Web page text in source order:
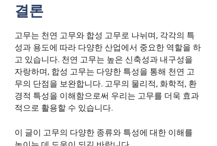
결론
고무는 천연 고무와 합성 고무로 나뉘며, 각각의 특
성과 용도에 따라 다양한 산업에서 중요한 역할을 하
고 있습니다. 천연 고무는 높은 신축성과 내구성을
자랑하며, 합성 고무는 다양한 특성을 통해 천연 고
무의 단점을 보완합니다. 고무의 물리적, 화학적, 환
경적 특성을 이해함으로써 우리는 고무를 더욱 효과
적으로 활용할 수 있습니다.
이 글이 고무의 다양한 종류와 특성에 대한 이해를